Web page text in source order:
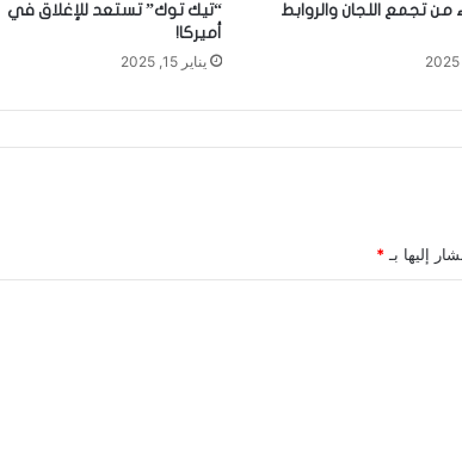
من تجمع اللجان والروابط
“تيك توك” تستعد للإغلاق في
أميركا!
يناير 15, 2025
إليها بـ *